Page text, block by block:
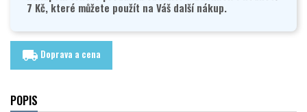
7 Kč, které můžete použít na Váš další nákup.
local_shipping Doprava a cena
POPIS